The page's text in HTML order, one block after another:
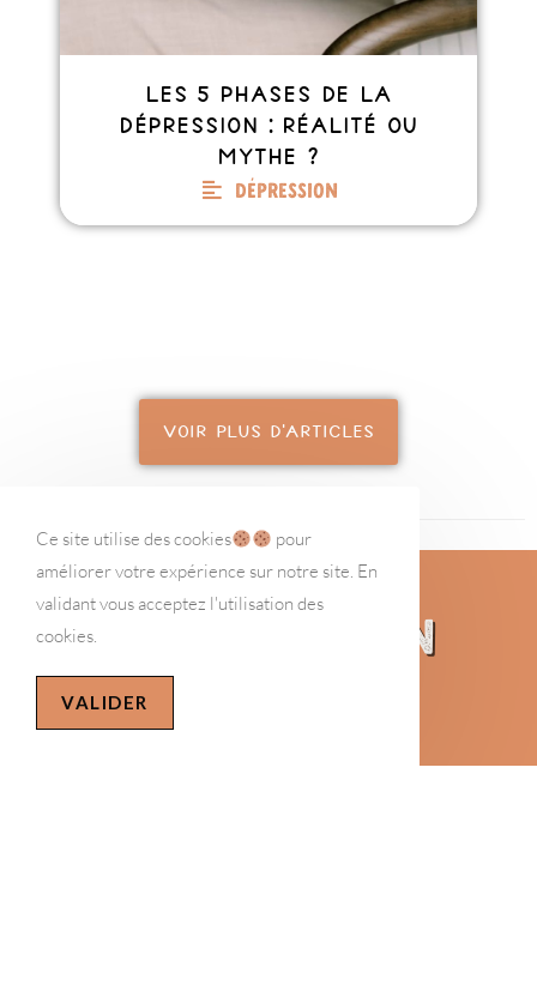
Les 5 phases de la
dépression : réalité ou
mythe ?
Dépression
VOIR PLUS D'ARTICLES
MyDeliPression
Ce site utilise des cookies
pour
améliorer votre expérience sur notre site. En
validant vous acceptez l'utilisation des
cookies.
VALIDER